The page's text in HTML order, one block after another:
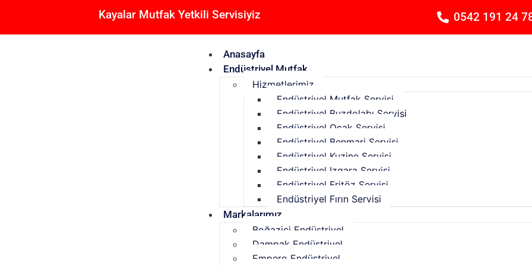
Kayalar Mutfak Yetkili Servisiyiz 0542 191 24
Anasayfa
Endüstriyel Mutfak
Hizmetlerimiz
Endüstriyel Mutfak Servisi
Endüstriyel Buzdolabı Servisi
Endüstriyel Ocak Servisi
Endüstriyel Benmari Servisi
Endüstriyel Kuzine Servisi
Endüstriyel Izgara Servisi
Endüstriyel Fritöz Servisi
Endüstriyel Fırın Servisi
Markalarımız
Boğaziçi Endüstriyel
Dampak Endüstriyel
Empero Endüstriyel